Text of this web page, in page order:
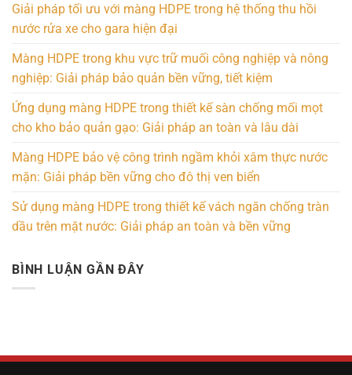
Giải pháp tối ưu với màng HDPE trong hệ thống thu hồi
nước rửa xe cho gara hiện đại
Màng HDPE trong khu vực trữ muối công nghiệp và nông
nghiệp: Giải pháp bảo quản bền vững, tiết kiệm
Ứng dụng màng HDPE trong thiết kế sàn chống mối mọt
cho kho bảo quản gạo: Giải pháp an toàn và lâu dài
Màng HDPE bảo vệ công trình ngầm khỏi xâm thực nước
mặn: Giải pháp bền vững cho đô thị ven biển
Sử dụng màng HDPE trong thiết kế vách ngăn chống tràn
dầu trên mặt nước: Giải pháp an toàn và bền vững
BÌNH LUẬN GẦN ĐÂY